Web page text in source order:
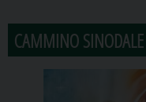
CAMMINO SINODALE